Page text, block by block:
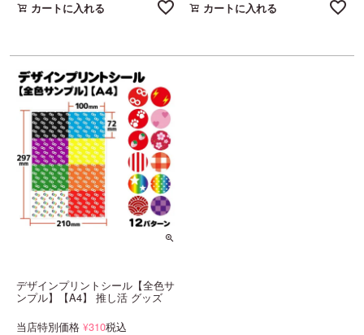
カートに入れる カートに入れる
デザインプリントシール【全色サ
ンプル】【A4】 推し活 グッズ
当店特別価格 ¥310税込